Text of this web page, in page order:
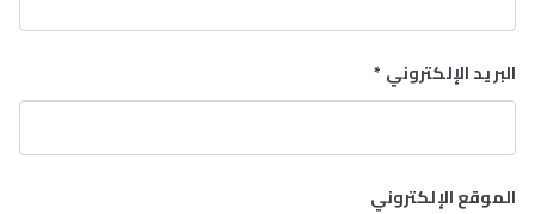
البريد الإلكتروني *
الموقع الإلكتروني